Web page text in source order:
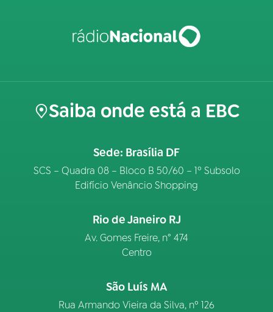
Saiba onde está a EBC
Sede: Brasília DF
SCS – Quadra 08 – Bloco B 50/60 – 1º Subsolo
Edifício Venâncio Shopping
Rio de Janeiro RJ
Av. Gomes Freire, n° 474
Centro
São Luís MA
Rua Armando Vieira da Silva, nº 126